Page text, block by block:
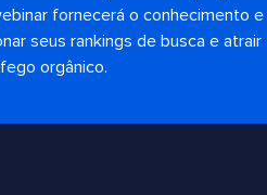
fornecerá o conhecimento e
seus rankings de busca e atrair
orgânico.